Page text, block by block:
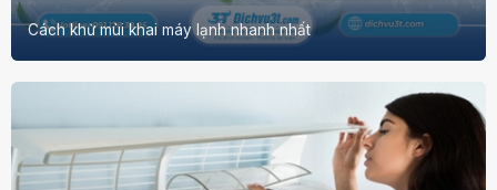
Cách khử mùi khai máy lạnh nhanh nhất